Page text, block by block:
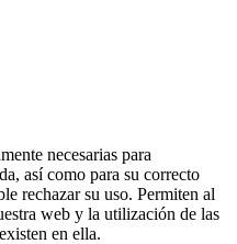
necesarias para
así como para su correcto
rechazar su uso. Permiten al
web y la utilización de las
en ella.